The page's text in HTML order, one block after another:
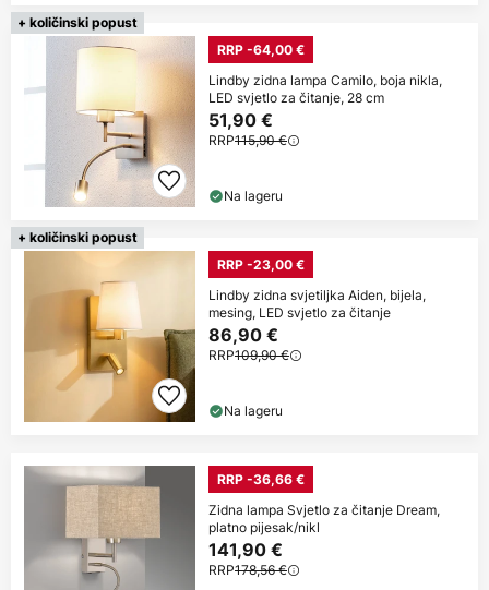
+ količinski popust
RRP -64,00 €
Lindby zidna lampa Camilo, boja nikla,
LED svjetlo za čitanje, 28 cm
51,90 €
RRP115,90 €
Na lageru
+ količinski popust
RRP -23,00 €
Lindby zidna svjetiljka Aiden, bijela,
mesing, LED svjetlo za čitanje
86,90 €
RRP109,90 €
Na lageru
RRP -36,66 €
Zidna lampa Svjetlo za čitanje Dream,
platno pijesak/nikl
141,90 €
RRP178,56 €